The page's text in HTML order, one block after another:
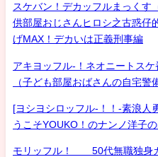
スケバン！デカッフルまっくす
供部屋おじさんヒロシ之古惑仔
げMAX！デカいは正義刑事編
アキヨッフル-！ネオニートスケ
（子ども部屋おばさんの自宅警
[ヨシヨシロッフル-！！-素浪人
うこそYOUKO！のナンノ洋子
モリッフル！ 50代無職独身